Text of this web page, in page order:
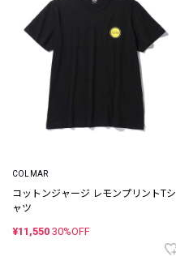
COLMAR
コットンジャージ レモンプリントTシ
ャツ
¥11,550 30%OFF